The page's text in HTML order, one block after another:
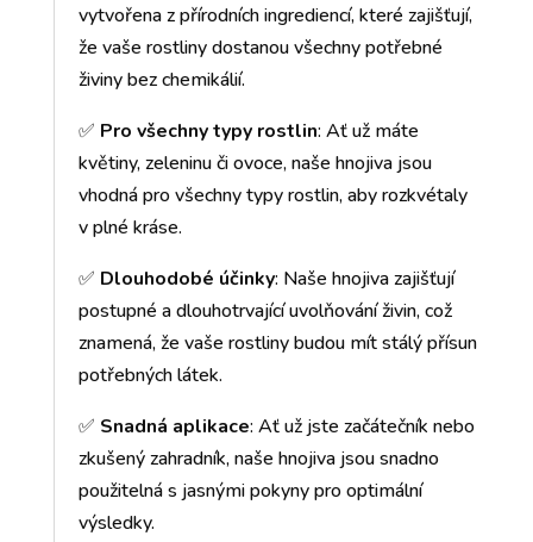
vytvořena z přírodních ingrediencí, které zajišťují,
že vaše rostliny dostanou všechny potřebné
živiny bez chemikálií.
✅ Pro všechny typy rostlin: Ať už máte
květiny, zeleninu či ovoce, naše hnojiva jsou
vhodná pro všechny typy rostlin, aby rozkvétaly
v plné kráse.
✅ Dlouhodobé účinky: Naše hnojiva zajišťují
postupné a dlouhotrvající uvolňování živin, což
znamená, že vaše rostliny budou mít stálý přísun
potřebných látek.
✅ Snadná aplikace: Ať už jste začátečník nebo
zkušený zahradník, naše hnojiva jsou snadno
použitelná s jasnými pokyny pro optimální
výsledky.